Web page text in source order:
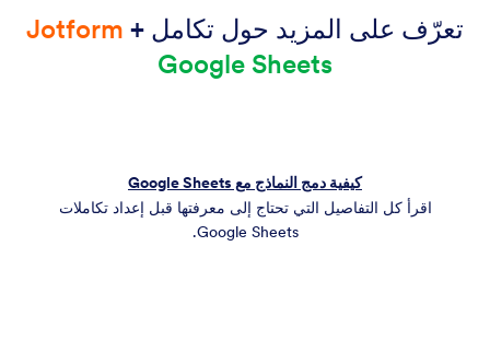
تعرّف على المزيد حول تكامل Jotform +
Google Sheets
كيفية دمج النماذج مع Google Sheets
اقرأ كل التفاصيل التي تحتاج إلى معرفتها قبل إعداد تكاملات
Google Sheets.